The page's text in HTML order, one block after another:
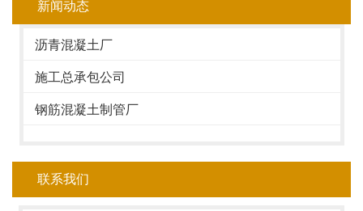
新闻动态
沥青混凝土厂
施工总承包公司
钢筋混凝土制管厂
联系我们